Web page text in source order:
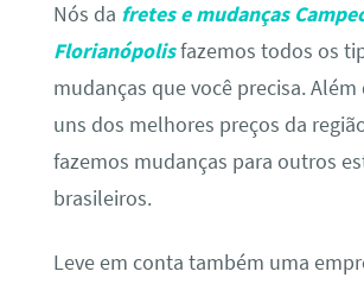
Nós da fretes e mudanças
Florianópolisfazemos todos os
mudanças que você precisa.
uns dos melhores preços da
fazemos mudanças para outros
brasileiros.
Leve em conta também uma